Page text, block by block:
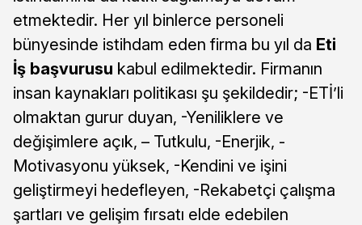
etmektedir. Her yıl binlerce personeli
bünyesinde istihdam eden firma bu yıl da Eti
İş başvurusu kabul edilmektedir. Firmanın
insan kaynakları politikası şu şekildedir; -ETİ’li
olmaktan gurur duyan, -Yeniliklere ve
değişimlere açık, – Tutkulu, -Enerjik, -
Motivasyonu yüksek, -Kendini ve işini
geliştirmeyi hedefleyen, -Rekabetçi çalışma
şartları ve gelişim fırsatı elde edebilen